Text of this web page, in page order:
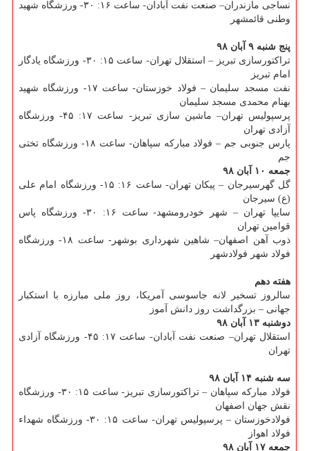
نساجی مازندران– صنعت نفت آبادان- ساعت ۱۶: ۳۰- ورزشگاه شهید
وطنی قائمشهر
پنج شنبه ۹ آبان ۹۸
تراكتورسازی تبریز – استقلال تهران- ساعت ۱۵: ۳۰- ورزشگاه یادگار
امام تبریز
نفت مسجد سلیمان – فولاد خوزستان- ساعت ۱۷- ورزشگاه شهید
بهنام محمدی مسجد سلیمان
پرسپولیس تهران– ماشین سازی تبریز- ساعت ۱۷: ۴۵- ورزشگاه
آزادی تهران
پارس جنوبی جم – فولاد مباركه سپاهان- ساعت ۱۸- ورزشگاه تختی
جم
جمعه ۱۰ آبان ۹۸
گل گهرسیرجان – پیكان تهران- ساعت ۱۶: ۱۵- ورزشگاه امام علی
(ع) سیرجان
سایپا تهران – شهر خودرومشهد- ساعت ۱۶: ۳۰- ورزشگاه پاس
قوامین تهران
ذوب آهن اصفهان– شاهین شهرداری بوشهر- ساعت ۱۸- ورزشگاه
فولاد شهر فولادشهر
هفته دهم
سالروز تسخیر لانه جاسوسی آمریكا، روز ملی مبارزه با استكبار
جهانی – بزرگداشت روز دانش آموز
دوشنبه ۱۳ آبان ۹۸
استقلال تهران– صنعت نفت آبادان- ساعت ۱۷: ۴۵- ورزشگاه آزادی
تهران
سه شنبه ۱۴ آبان ۹۸
فولاد مباركه سپاهان – تراكتورسازی تبریز- ساعت ۱۵: ۳۰- ورزشگاه
نقش جهان اصفهان
فولادخوزستان – پرسپولیس تهران- ساعت ۱۵: ۳۰- ورزشگاه شهداء
فولاد اهواز
جمعه ۱۷ آبان ۹۸